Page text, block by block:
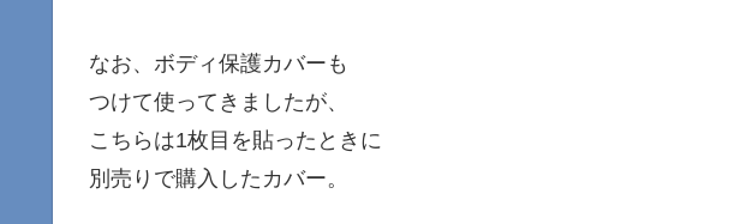
なお、ボディ保護カバーも
つけて使ってきましたが、
こちらは1枚目を貼ったときに
別売りで購入したカバー。